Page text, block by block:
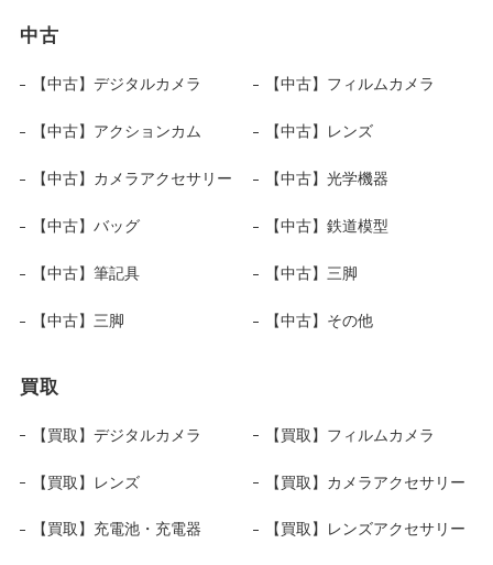
中古
【中古】デジタルカメラ 【中古】フィルムカメラ
【中古】アクションカム 【中古】レンズ
【中古】カメラアクセサリー 【中古】光学機器
【中古】バッグ 【中古】鉄道模型
【中古】筆記具 【中古】三脚
【中古】三脚 【中古】その他
買取
【買取】デジタルカメラ 【買取】フィルムカメラ
【買取】レンズ 【買取】カメラアクセサリー
【買取】充電池・充電器 【買取】レンズアクセサリー